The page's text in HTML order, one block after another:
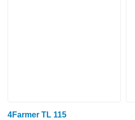
4Farmer TL 115